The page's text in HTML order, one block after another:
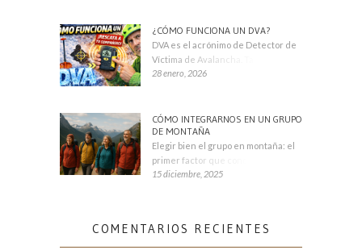
¿CÓMO FUNCIONA UN DVA?
DVA es el acrónimo de Detector de
Víctima de Avalancha. También se
28 enero, 2026
CÓMO INTEGRARNOS EN UN GRUPO
DE MONTAÑA
Elegir bien el grupo en montaña: el
primer factor que condiciona tu
15 diciembre, 2025
COMENTARIOS RECIENTES